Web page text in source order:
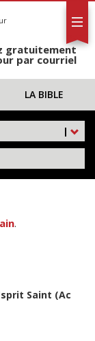
gratuitement
par courriel
LA BIBLE
|
.
Saint (Ac